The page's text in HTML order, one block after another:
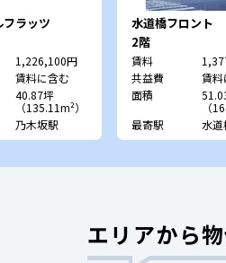
ラッツ
1,226,100円
賃料に含む
40.87坪
（135.11m²）
乃木坂駅
水道橋フロント
2階
賃料
共益費
賃料
面積
（
最寄駅
水道
エリアから